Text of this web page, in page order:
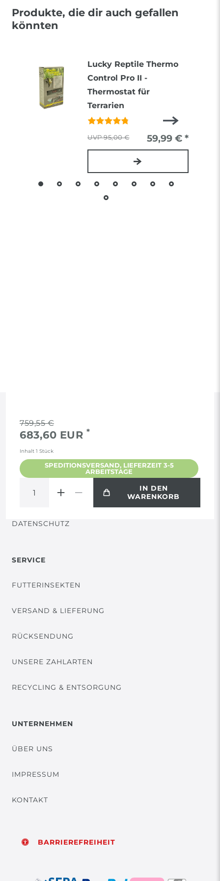
Produkte, die dir auch gefallen
könnten
Lucky Reptile Thermo
Control Pro II -
Thermostat für
Terrarien
95,00 € 59,99 € *
759,55 €
683,60 EUR *
Inhalt 1 Stück
SPEDITIONSVERSAND, LIEFERZEIT 3-5
ARBEITSTAGE
IN DEN
WARENKORB
RECHTLICHES
AGB
WIDERRUF
VERTRAG WIDERRUFEN
DATENSCHUTZ
SERVICE
FUTTERINSEKTEN
VERSAND & LIEFERUNG
RÜCKSENDUNG
UNSERE ZAHLARTEN
RECYCLING & ENTSORGUNG
UNTERNEHMEN
ÜBER UNS
IMPRESSUM
KONTAKT
BARRIEREFREIHEIT